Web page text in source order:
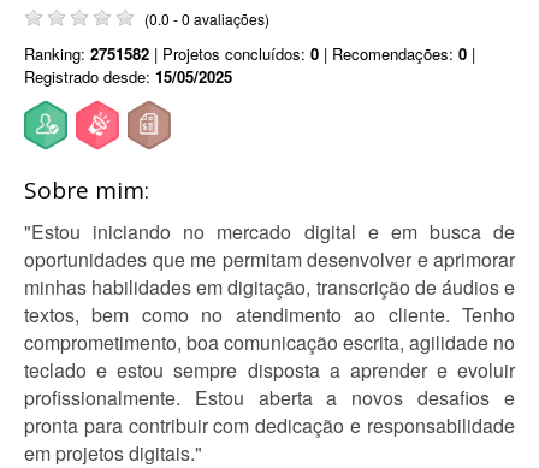
(0.0 - 0 avaliações)
Ranking: 2751582 | Projetos concluídos: 0 | Recomendações: 0 |
Registrado desde: 15/05/2025
Sobre mim:
"Estou iniciando no mercado digital e em busca de
oportunidades que me permitam desenvolver e aprimorar
minhas habilidades em digitação, transcrição de áudios e
textos, bem como no atendimento ao cliente. Tenho
comprometimento, boa comunicação escrita, agilidade no
teclado e estou sempre disposta a aprender e evoluir
profissionalmente. Estou aberta a novos desafios e
pronta para contribuir com dedicação e responsabilidade
em projetos digitais."